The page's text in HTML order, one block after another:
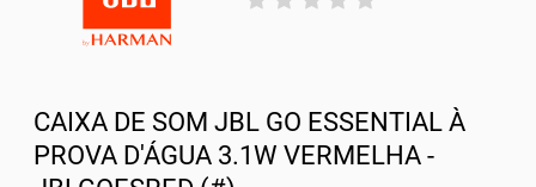
CAIXA DE SOM JBL GO ESSENTIAL À
PROVA D'ÁGUA 3.1W VERMELHA -